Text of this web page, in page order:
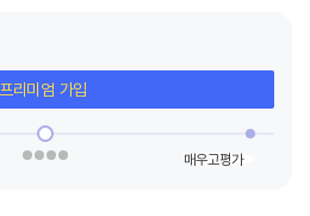
프리미엄 가입